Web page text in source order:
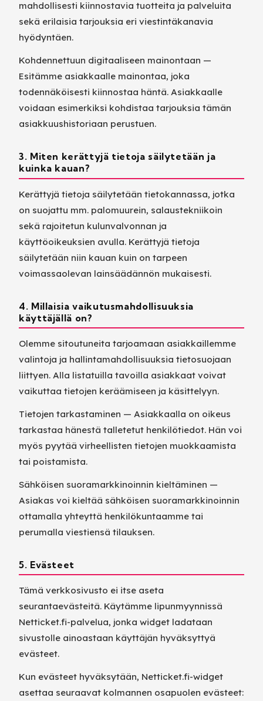
mahdollisesti kiinnostavia tuotteita ja palveluita
sekä erilaisia tarjouksia eri viestintäkanavia
hyödyntäen.
Kohdennettuun digitaaliseen mainontaan —
Esitämme asiakkaalle mainontaa, joka
todennäköisesti kiinnostaa häntä. Asiakkaalle
voidaan esimerkiksi kohdistaa tarjouksia tämän
asiakkuushistoriaan perustuen.
3. Miten kerättyjä tietoja säilytetään ja
kuinka kauan?
Kerättyjä tietoja säilytetään tietokannassa, jotka
on suojattu mm. palomuurein, salaustekniikoin
sekä rajoitetun kulunvalvonnan ja
käyttöoikeuksien avulla. Kerättyjä tietoja
säilytetään niin kauan kuin on tarpeen
voimassaolevan lainsäädännön mukaisesti.
4. Millaisia vaikutusmahdollisuuksia
käyttäjällä on?
Olemme sitoutuneita tarjoamaan asiakkaillemme
valintoja ja hallintamahdollisuuksia tietosuojaan
liittyen. Alla listatuilla tavoilla asiakkaat voivat
vaikuttaa tietojen keräämiseen ja käsittelyyn.
Tietojen tarkastaminen — Asiakkaalla on oikeus
tarkastaa hänestä talletetut henkilötiedot. Hän voi
myös pyytää virheellisten tietojen muokkaamista
tai poistamista.
Sähköisen suoramarkkinoinnin kieltäminen —
Asiakas voi kieltää sähköisen suoramarkkinoinnin
ottamalla yhteyttä henkilökuntaamme tai
perumalla viestiensä tilauksen.
5. Evästeet
Tämä verkkosivusto ei itse aseta
seurantaevästeitä. Käytämme lipunmyynnissä
Netticket.fi-palvelua, jonka widget ladataan
sivustolle ainoastaan käyttäjän hyväksyttyä
evästeet.
Kun evästeet hyväksytään, Netticket.fi-widget
asettaa seuraavat kolmannen osapuolen evästeet: